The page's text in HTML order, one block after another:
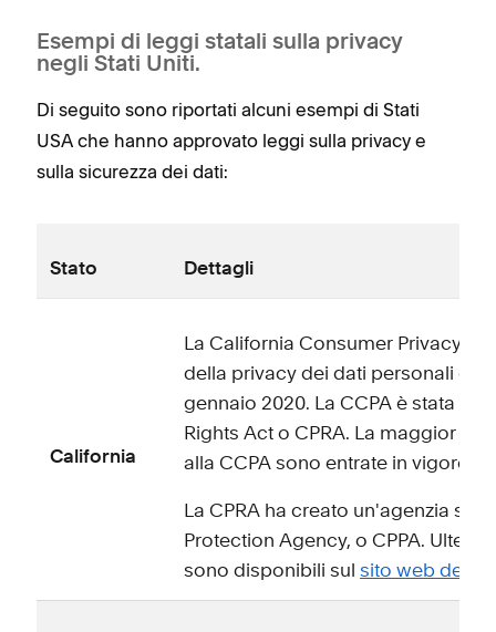
Esempi di leggi statali sulla privacy
negli Stati Uniti.
Di seguito sono riportati alcuni esempi di Stati
USA che hanno approvato leggi sulla privacy e
sulla sicurezza dei dati:
Stato Dettagli
California
La California Consumer Privacy
della privacy dei dati personali
gennaio 2020. La CCPA è stata
Rights Act o CPRA. La maggior
alla CCPA sono entrate in vigore il
La CPRA ha creato un'agenzia
Protection Agency, o CPPA.
sono disponibili sul sito web del